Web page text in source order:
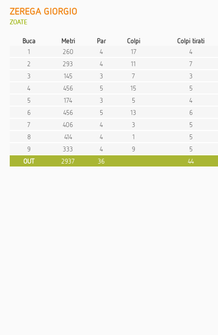
ZEREGA GIORGIO
ZOATE
Buca Metri Par Colpi
Colpi tirati
1
260 4 17
4
2
293 4 11
7
3
145 3 7
3
4
456 5 15
5
5
174 3 5
4
6
456 5 13
6
7
406 4 3
5
8
414 4 1
5
9
333 4 9
5
OUT
2937 36 44